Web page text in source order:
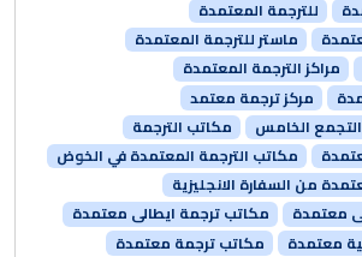
للترجمة المعتمدة
ماستر للترجمة المعتمدة
مراكز الترجمة المعتمدة
مركز ترجمة معتمد
الخامس
مكاتب الترجمة
مكاتب الترجمة المعتمدة في الخوض
من السفارة الانجليزية
معتمدة
مكاتب ترجمة ايطالى معتمدة
معتمدة
مكاتب ترجمة معتمدة